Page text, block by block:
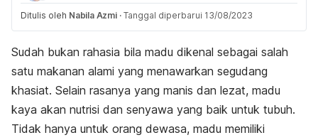
Ditulis oleh Nabila Azmi · Tanggal diperbarui 13/08/2023
Sudah bukan rahasia bila madu dikenal sebagai salah
satu makanan alami yang menawarkan segudang
khasiat. Selain rasanya yang manis dan lezat, madu
kaya akan nutrisi dan senyawa yang baik untuk tubuh.
Tidak hanya untuk orang dewasa, madu memiliki